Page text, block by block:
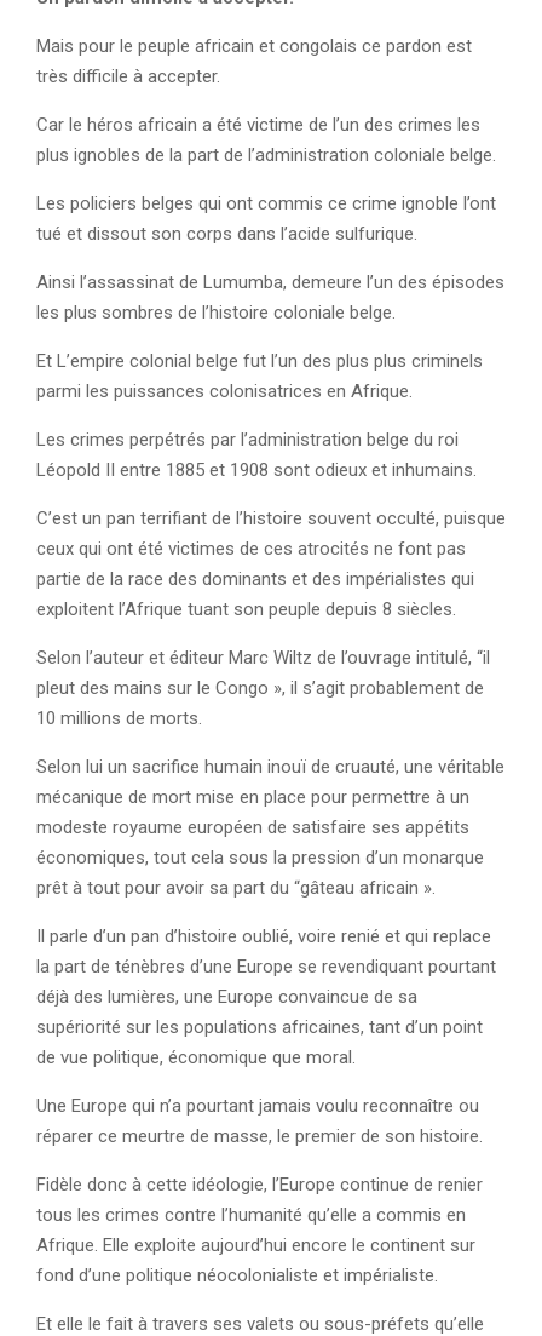
Mais pour le peuple africain et congolais ce pardon est
très difficile à accepter.
Car le héros africain a été victime de l’un des crimes les
plus ignobles de la part de l’administration coloniale belge.
Les policiers belges qui ont commis ce crime ignoble l’ont
tué et dissout son corps dans l’acide sulfurique.
Ainsi l’assassinat de Lumumba, demeure l’un des épisodes
les plus sombres de l’histoire coloniale belge.
Et L’empire colonial belge fut l’un des plus plus criminels
parmi les puissances colonisatrices en Afrique.
Les crimes perpétrés par l’administration belge du roi
Léopold II entre 1885 et 1908 sont odieux et inhumains.
C’est un pan terrifiant de l’histoire souvent occulté, puisque
ceux qui ont été victimes de ces atrocités ne font pas
partie de la race des dominants et des impérialistes qui
exploitent l’Afrique tuant son peuple depuis 8 siècles.
Selon l’auteur et éditeur Marc Wiltz de l’ouvrage intitulé, “il
pleut des mains sur le Congo », il s’agit probablement de
10 millions de morts.
Selon lui un sacrifice humain inouï de cruauté, une véritable
mécanique de mort mise en place pour permettre à un
modeste royaume européen de satisfaire ses appétits
économiques, tout cela sous la pression d’un monarque
prêt à tout pour avoir sa part du “gâteau africain ».
Il parle d’un pan d’histoire oublié, voire renié et qui replace
la part de ténèbres d’une Europe se revendiquant pourtant
déjà des lumières, une Europe convaincue de sa
supériorité sur les populations africaines, tant d’un point
de vue politique, économique que moral.
Une Europe qui n’a pourtant jamais voulu reconnaître ou
réparer ce meurtre de masse, le premier de son histoire.
Fidèle donc à cette idéologie, l’Europe continue de renier
tous les crimes contre l’humanité qu’elle a commis en
Afrique. Elle exploite aujourd’hui encore le continent sur
fond d’une politique néocolonialiste et impérialiste.
Et elle le fait à travers ses valets ou sous-préfets qu’elle